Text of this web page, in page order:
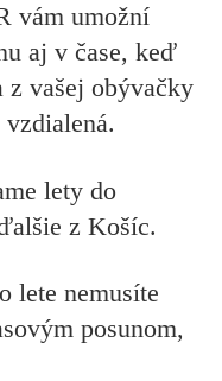
vám umožní
aj v čase, keď
z vašej obývačky
lety do
z Košíc.
lete nemusíte
posunom,